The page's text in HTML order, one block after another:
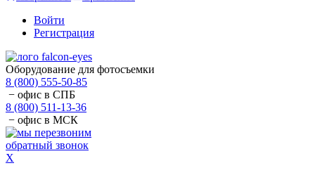
Войти
Регистрация
Оборудование для фотосъемки
8 (800) 555-50-85
− офис в СПБ
8 (800) 511-13-36
− офис в МСК
обратный звонок
X